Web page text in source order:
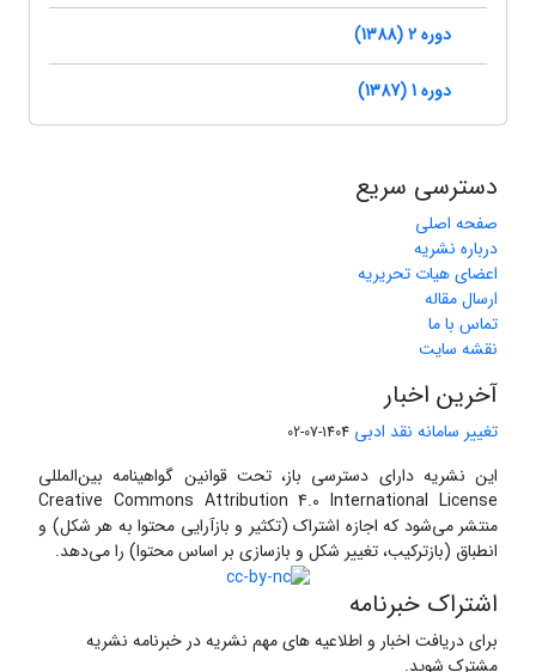
دوره 2 (1388)
دوره 1 (1387)
دسترسی سریع
صفحه اصلی
درباره نشریه
اعضای هیات تحریریه
ارسال مقاله
تماس با ما
نقشه سایت
آخرین اخبار
تغییر سامانه نقد ادبی 1404-07-02
این نشریه دارای دسترسی باز، تحت قوانین گواهینامه بین‌المللی
Creative Commons Attribution 4.0 International License
منتشر می‌شود که اجازه اشتراک (تکثیر و بازآرایی محتوا به هر شکل) و
انطباق (بازترکیب، تغییر شکل و بازسازی بر اساس محتوا) را می‌دهد.
اشتراک خبرنامه
برای دریافت اخبار و اطلاعیه های مهم نشریه در خبرنامه نشریه
مشترک شوید.